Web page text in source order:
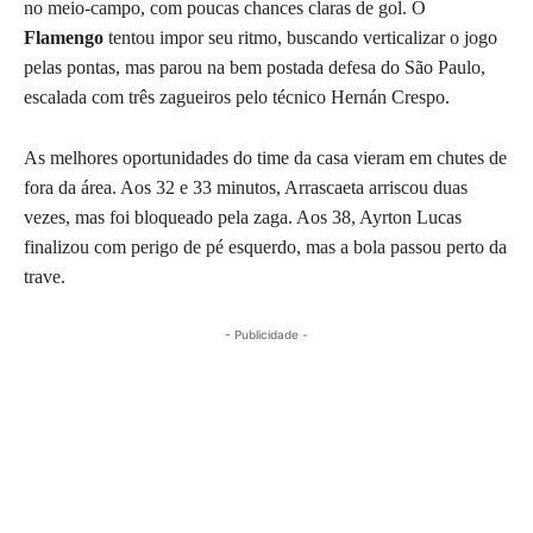
no meio-campo, com poucas chances claras de gol. O
Flamengo tentou impor seu ritmo, buscando verticalizar o jogo
pelas pontas, mas parou na bem postada defesa do São Paulo,
escalada com três zagueiros pelo técnico Hernán Crespo.
As melhores oportunidades do time da casa vieram em chutes de
fora da área. Aos 32 e 33 minutos, Arrascaeta arriscou duas
vezes, mas foi bloqueado pela zaga. Aos 38, Ayrton Lucas
finalizou com perigo de pé esquerdo, mas a bola passou perto da
trave.
- Publicidade -